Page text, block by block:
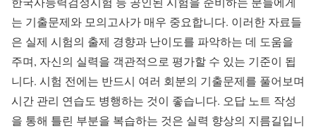
는 기출문제와 모의고사가 매우 중요합니다. 이러한 자료들
은 실제 시험의 출제 경향과 난이도를 파악하는 데 도움을
주며, 자신의 실력을 객관적으로 평가할 수 있는 기준이 됩
니다. 시험 전에는 반드시 여러 회분의 기출문제를 풀어보며
시간 관리 연습도 병행하는 것이 좋습니다. 오답 노트 작성
을 통해 틀린 부분을 복습하는 것은 실력 향상의 지름길입니